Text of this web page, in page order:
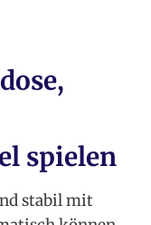
spielen
stabil mit